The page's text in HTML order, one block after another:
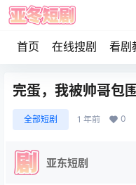
首页 在线搜剧 看剧
完蛋，我被帅哥包
全部短剧 1 年前 0
亚东短剧